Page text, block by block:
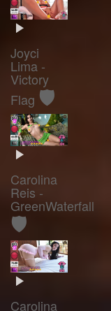
Joyci
Lima -
Victory
Flag 🛡️
Carolina
Reis -
GreenWaterfall
🛡️
Carolina